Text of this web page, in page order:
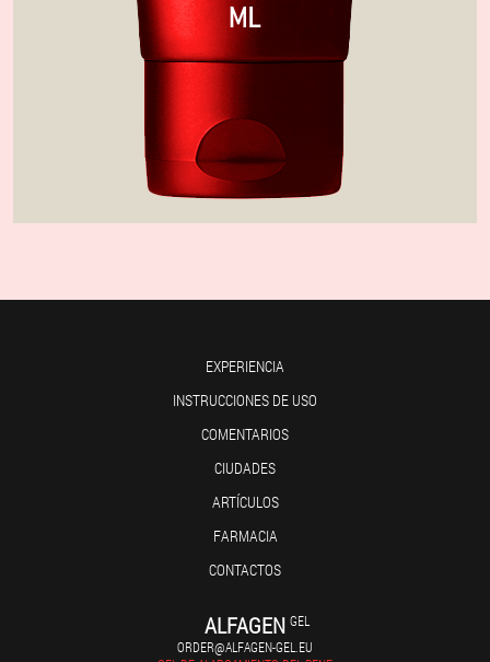
EXPERIENCIA
INSTRUCCIONES DE USO
COMENTARIOS
CIUDADES
ARTÍCULOS
FARMACIA
CONTACTOS
ALFAGEN GEL
ORDER@ALFAGEN-GEL.EU